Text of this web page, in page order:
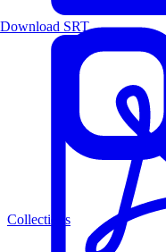
Collections
Download SRT